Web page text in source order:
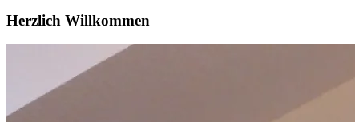
Herzlich Willkommen